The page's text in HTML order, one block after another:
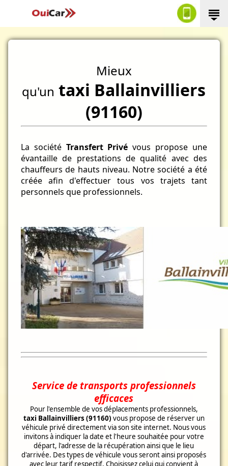
Mieux
qu'un taxi Ballainvilliers
(91160)
La société Transfert Privé vous propose une
évantaille de prestations de qualité avec des
chauffeurs de hauts niveau. Notre société a été
créée afin d'effectuer tous vos trajets tant
personnels que professionnels.
Service de transports professionnels
efficaces
Pour l'ensemble de vos déplacements professionnels,
taxi Ballainvilliers (91160) vous propose de réserver un
véhicule privé directement via son site internet. Nous vous
invitons à indiquer la date et l'heure souhaitée pour votre
départ, l'adresse de la récupération ainsi que le lieu
d'arrivée. Des types de véhicule vous seront ainsi proposés
avec leur tarif respectif. Choisissez celui qui convient à